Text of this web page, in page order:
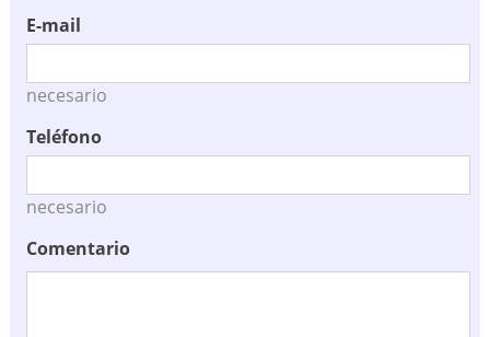
E-mail
necesario
Teléfono
necesario
Comentario